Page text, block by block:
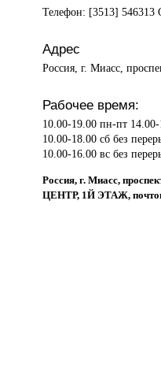
Телефон: [3513] 546313
Адрес
Россия, г. Миасс,
Рабочее время:
10.00-19.00 пн-пт
10.00-18.00 сб без
10.00-16.00 вс без
Россия, г. Миасс,
ЦЕНТР, 1Й ЭТАЖ,